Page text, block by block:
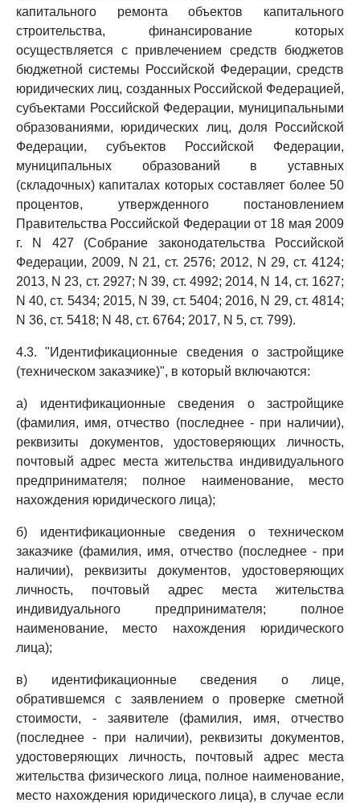
капитального ремонта объектов капитального
строительства, финансирование которых
осуществляется с привлечением средств бюджетов
бюджетной системы Российской Федерации, средств
юридических лиц, созданных Российской Федерацией,
субъектами Российской Федерации, муниципальными
образованиями, юридических лиц, доля Российской
Федерации, субъектов Российской Федерации,
муниципальных образований в уставных
(складочных) капиталах которых составляет более 50
процентов, утвержденного постановлением
Правительства Российской Федерации от 18 мая 2009
г. N 427 (Собрание законодательства Российской
Федерации, 2009, N 21, ст. 2576; 2012, N 29, ст. 4124;
2013, N 23, ст. 2927; N 39, ст. 4992; 2014, N 14, ст. 1627;
N 40, ст. 5434; 2015, N 39, ст. 5404; 2016, N 29, ст. 4814;
N 36, ст. 5418; N 48, ст. 6764; 2017, N 5, ст. 799).
4.3. "Идентификационные сведения о застройщике
(техническом заказчике)", в который включаются:
а) идентификационные сведения о застройщике
(фамилия, имя, отчество (последнее - при наличии),
реквизиты документов, удостоверяющих личность,
почтовый адрес места жительства индивидуального
предпринимателя; полное наименование, место
нахождения юридического лица);
б) идентификационные сведения о техническом
заказчике (фамилия, имя, отчество (последнее - при
наличии), реквизиты документов, удостоверяющих
личность, почтовый адрес места жительства
индивидуального предпринимателя; полное
наименование, место нахождения юридического
лица);
в) идентификационные сведения о лице,
обратившемся с заявлением о проверке сметной
стоимости, - заявителе (фамилия, имя, отчество
(последнее - при наличии), реквизиты документов,
удостоверяющих личность, почтовый адрес места
жительства физического лица, полное наименование,
место нахождения юридического лица), в случае если